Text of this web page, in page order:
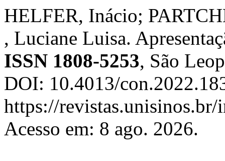
HELFER, Inácio;
, Luciane Luisa.
ISSN 1808-5253, São
DOI: 10.4013/
https://
Acesso em: 8 ago. 2026.